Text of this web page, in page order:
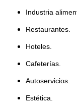
Industria
Restaurantes.
Hoteles.
Cafeterías.
Autoservicios.
Estética.